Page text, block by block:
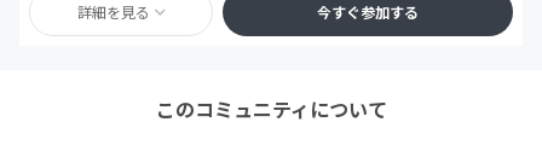
詳細を見る 今すぐ参加する
このコミュニティについて